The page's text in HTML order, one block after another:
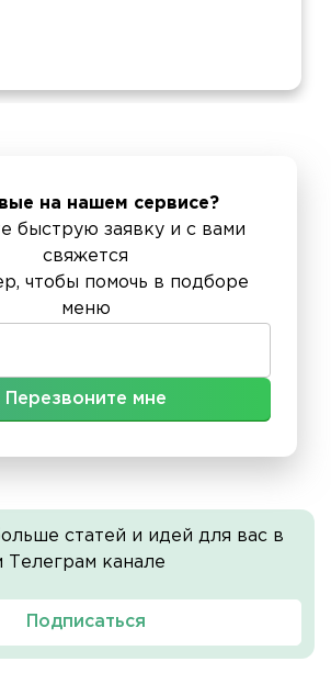
на нашем сервисе?
быструю заявку и с вами
свяжется
чтобы помочь в подборе
меню
статей и идей для вас в
Телеграм канале
Подписаться